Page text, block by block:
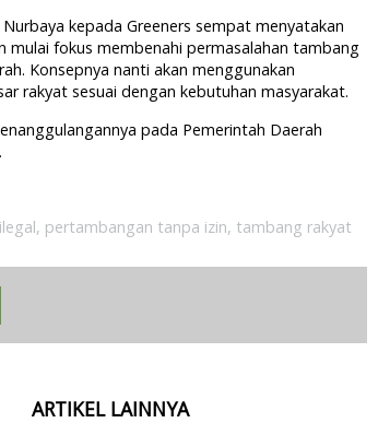
kepada Greeners sempat menyatakan
mulai fokus membenahi permasalahan tambang
Konsepnya nanti akan menggunakan
rakyat sesuai dengan kebutuhan masyarakat.
pada Pemerintah Daerah
, pertambangan tanpa izin, tambang rakyat
ARTIKEL LAINNYA